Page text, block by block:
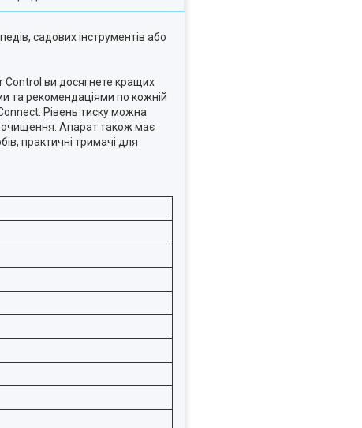
садових інструментів або
Control ви досягнете кращих
та рекомендаціями по кожній
. Рівень тиску можна
очищення. Апарат також має
практичні тримачі для